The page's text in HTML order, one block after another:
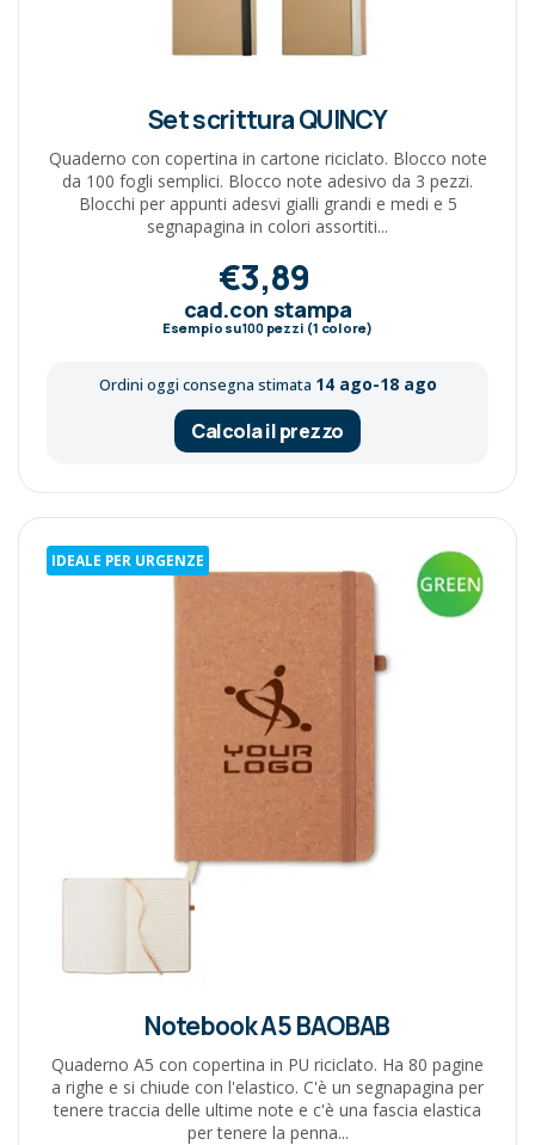
Set scrittura QUINCY
Quaderno con copertina in cartone riciclato. Blocco note
da 100 fogli semplici. Blocco note adesivo da 3 pezzi.
Blocchi per appunti adesvi gialli grandi e medi e 5
segnapagina in colori assortiti...
€3,89
cad.con stampa
Esempio su100pezzi (1 colore)
Ordini oggi consegna stimata 14 ago-18 ago
Calcola il prezzo
IDEALE PER URGENZE
Notebook A5 BAOBAB
Quaderno A5 con copertina in PU riciclato. Ha 80 pagine
a righe e si chiude con l'elastico. C'è un segnapagina per
tenere traccia delle ultime note e c'è una fascia elastica
per tenere la penna...